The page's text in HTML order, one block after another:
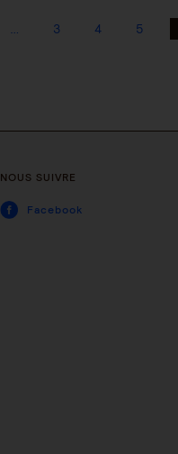
… 3 4 5
NOUS SUIVRE
Facebook